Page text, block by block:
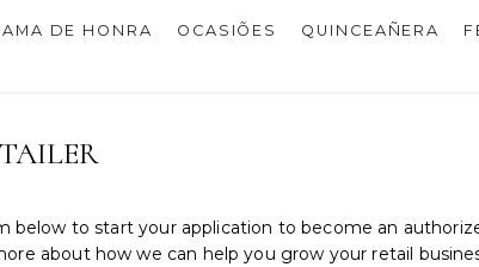
DE HONRA OCASIÕES QUINCEAÑERA
below to start your application to become an
about how we can help you grow your retail